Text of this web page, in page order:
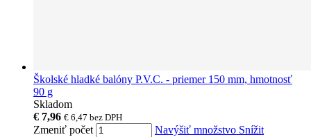
Školské hladké balóny P.V.C. - priemer 150 mm, hmotnosť
90 g
Skladom
€ 7,96 € 6,47 bez DPH
Zmeniť počet Navýšiť množstvo Snížit